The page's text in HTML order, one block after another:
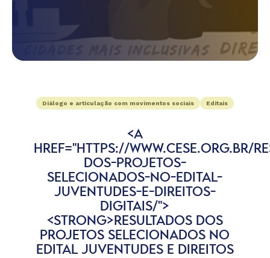
Diálogo e articulação com movimentos sociais Editais
<A
HREF="HTTPS://WWW.CESE.ORG.BR/
DOS-PROJETOS-
SELECIONADOS-NO-EDITAL-
JUVENTUDES-E-DIREITOS-
DIGITAIS/">
<STRONG>RESULTADOS DOS
PROJETOS SELECIONADOS NO
EDITAL JUVENTUDES E DIREITOS